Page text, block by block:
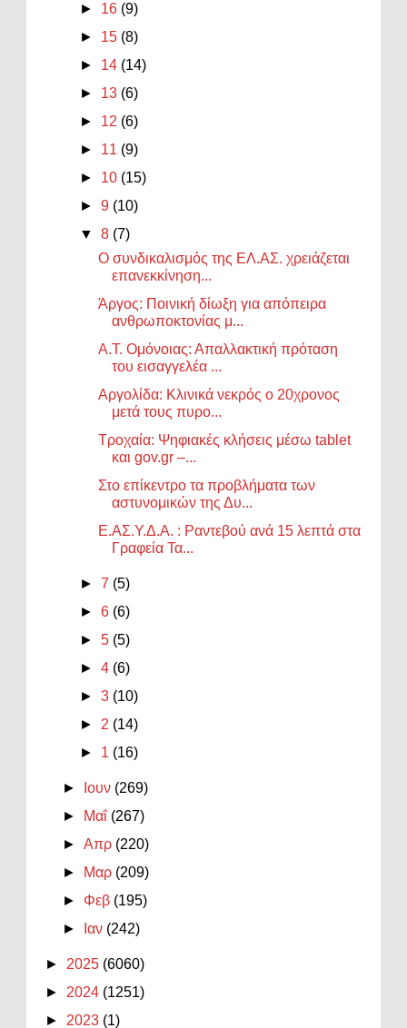
► 16 (9)
► 15 (8)
► 14 (14)
► 13 (6)
► 12 (6)
► 11 (9)
► 10 (15)
►9 (10)
▼8 (7)
Ο συνδικαλισμός της ΕΛ.ΑΣ. χρειάζεται
επανεκκίνηση...
Άργος: Ποινική δίωξη για απόπειρα
ανθρωποκτονίας μ...
Α.Τ. Ομόνοιας: Απαλλακτική πρόταση
του εισαγγελέα ...
Αργολίδα: Κλινικά νεκρός ο 20χρονος
μετά τους πυρο...
Τροχαία: Ψηφιακές κλήσεις μέσω tablet
και gov.gr –...
Στο επίκεντρο τα προβλήματα των
αστυνομικών της Δυ...
Ε.ΑΣ.Υ.Δ.Α. : Ραντεβού ανά 15 λεπτά στα
Γραφεία Τα...
►7 (5)
►6 (6)
►5 (5)
►4 (6)
►3 (10)
► 2 (14)
► 1 (16)
► Ιουν (269)
►
Μαΐ (267)
►Απρ (220)
►
Μαρ (209)
► Φεβ (195)
►
Ιαν (242)
► 2025 (6060)
► 2024 (1251)
► 2023 (1)